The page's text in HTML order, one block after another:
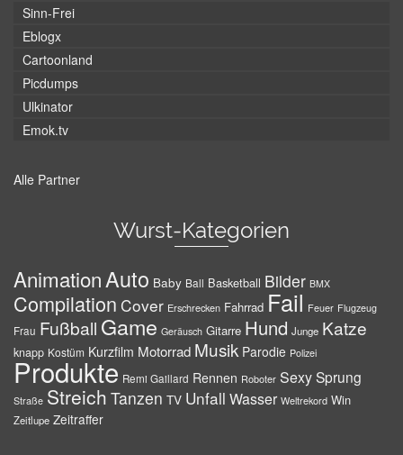
Sinn-Frei
Eblogx
Cartoonland
Picdumps
Ulkinator
Emok.tv
Alle Partner
Wurst-Kategorien
AnimationAuto Baby Ball Basketball Bilder BMX
Compilation Cover Erschrecken Fahrrad Fail Feuer Flugzeug
Frau Fußball Game Geräusch Gitarre Hund Junge Katze
knapp Kostüm Kurzfilm Motorrad Musik Parodie Polizei
Produkte Remi Gaillard Rennen Roboter SexySprung
Straße Streich Tanzen TV Unfall Wasser Weltrekord Win
Zeitlupe Zeitraffer